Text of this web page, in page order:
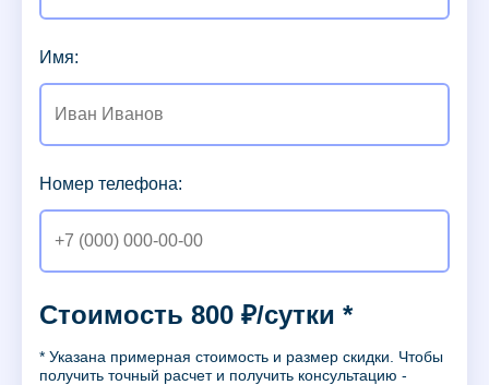
Имя:
Номер телефона:
Стоимость 800 ₽/сутки *
* Указана примерная стоимость и размер скидки. Чтобы
получить точный расчет и получить консультацию -